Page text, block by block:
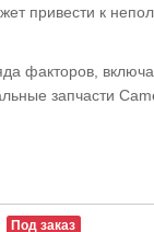
привести к
факторов,
запчасти
Под заказ